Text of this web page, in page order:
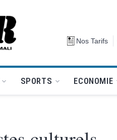
une Nos Tarifs
SPORTS ECONOMIE